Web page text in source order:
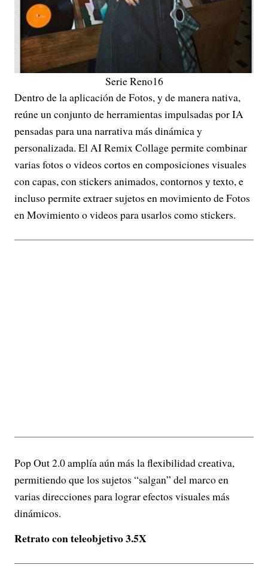
Serie Reno16
Dentro de la aplicación de Fotos, y de manera nativa,
reúne un conjunto de herramientas impulsadas por IA
pensadas para una narrativa más dinámica y
personalizada. El AI Remix Collage permite combinar
varias fotos o videos cortos en composiciones visuales
con capas, con stickers animados, contornos y texto, e
incluso permite extraer sujetos en movimiento de Fotos
en Movimiento o videos para usarlos como stickers.
Pop Out 2.0 amplía aún más la flexibilidad creativa,
permitiendo que los sujetos “salgan” del marco en
varias direcciones para lograr efectos visuales más
dinámicos.
Retrato con teleobjetivo 3.5X